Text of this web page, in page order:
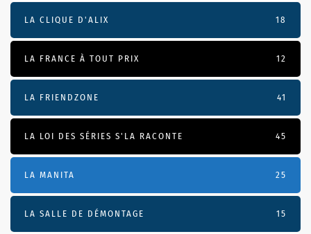
LA CLIQUE D'ALIX 18
LA FRANCE À TOUT PRIX 12
LA FRIENDZONE 41
LA LOI DES SÉRIES S'LA RACONTE 45
LA MANITA 25
LA SALLE DE DÉMONTAGE 15